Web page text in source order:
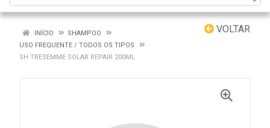
VOLTAR
INÍCIO
SHAMPOO
USO FREQUENTE / TODOS OS TIPOS
SH TRESEMME SOLAR REPAIR 200ML